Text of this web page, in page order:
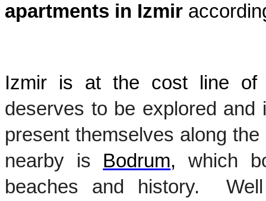
apartments in Izmir
deserves to be explored and
present themselves along
nearby is
Bodrum, which
beaches and history.